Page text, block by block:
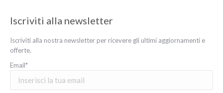
Iscriviti alla newsletter
Iscriviti alla nostra newsletter per ricevere gli ultimi aggiornamenti e
offerte.
Email*